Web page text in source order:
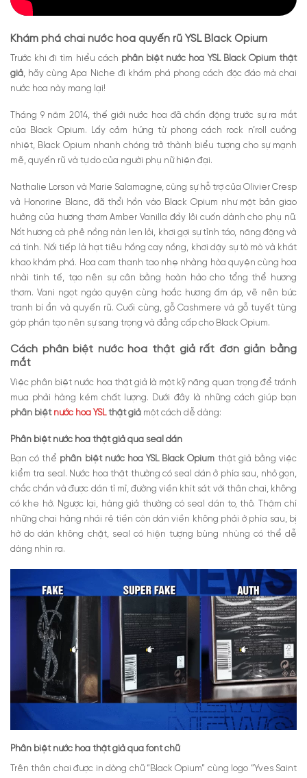
Khám phá chai nước hoa quyến rũ YSL Black Opium
Trước khi đi tìm hiểu cách phân biệt nước hoa YSL Black Opium thật
giả, hãy cùng Apa Niche đi khám phá phong cách độc đáo mà chai
nước hoa này mang lại!
Tháng 9 năm 2014, thế giới nước hoa đã chấn động trước sự ra mắt
của Black Opium. Lấy cảm hứng từ phong cách rock n’roll cuồng
nhiệt, Black Opium nhanh chóng trở thành biểu tượng cho sự mạnh
mẽ, quyến rũ và tự do của người phụ nữ hiện đại.
Nathalie Lorson và Marie Salamagne, cùng sự hỗ trợ của Olivier Cresp
và Honorine Blanc, đã thổi hồn vào Black Opium như một bản giao
hưởng của hương thơm Amber Vanilla đầy lôi cuốn dành cho phụ nữ.
Nốt hương cà phê nồng nàn len lỏi, khơi gợi sự tỉnh táo, năng động và
cá tính. Nối tiếp là hạt tiêu hồng cay nồng, khơi dậy sự tò mò và khát
khao khám phá. Hoa cam thanh tao nhẹ nhàng hòa quyện cùng hoa
nhài tinh tế, tạo nên sự cân bằng hoàn hảo cho tổng thể hương
thơm. Vani ngọt ngào quyện cùng hoắc hương ấm áp, vẽ nên bức
tranh bí ẩn và quyến rũ. Cuối cùng, gỗ Cashmere và gỗ tuyết tùng
góp phần tạo nên sự sang trọng và đẳng cấp cho Black Opium.
Cách phân biệt nước hoa thật giả rất đơn giản bằng
mắt
Việc phân biệt nước hoa thật giả là một kỹ năng quan trọng để tránh
mua phải hàng kém chất lượng. Dưới đây là những cách giúp bạn
phân biệt nước hoa YSLthật giả một cách dễ dàng:
Phân biệt nước hoa thật giả qua seal dán
Bạn có thể phân biệt nước hoa YSL Black Opium thật giả bằng việc
kiểm tra seal. Nước hoa thật thường có seal dán ở phía sau, nhỏ gọn,
chắc chắn và được dán tỉ mỉ, đường viền khít sát với thân chai, không
có khe hở. Ngược lại, hàng giả thường có seal dán to, thô. Thậm chí
những chai hàng nhái rẻ tiền còn dán viền không phải ở phía sau, bị
hở do dán không chặt, seal có hiện tượng bùng nhùng có thể dễ
dàng nhìn ra.
Phân biệt nước hoa thật giả qua font chữ
Trên thân chai được in dòng chữ “Black Opium” cùng logo “Yves Saint